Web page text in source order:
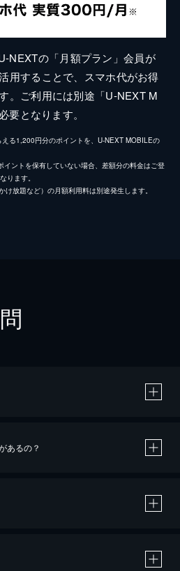
NEXTの「月額プラン」会員が
用することで、スマホ代がお得
。ご利用には別途「U-NEXT M
要となります。
る1,200円分のポイントを、U-NEXT MOBILEの
ントを保有していない場合、差額分の料金はご登
ります。
放題など）の月額利用料は別途発生します。
あるの？